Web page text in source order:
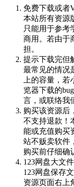
免费下载或者
本站所有资源
只能用于参考
商用。若由于
担。
提示下载完但
最常见的情况
上的容量，
览器下载的
言，或联络我
购买该资源后
不支持退款！
能或充值购买
站不贩卖软件
购买前仔细确
123网盘大文
123网盘保存
资源页面右上